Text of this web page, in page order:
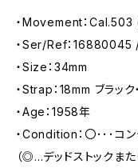
・Movement：
・Ser/Ref：
・Size：34mm
・Strap：18mm ブラッ
・Age：1958年
・Condition：〇･･･コン
（◎…デッドストックま